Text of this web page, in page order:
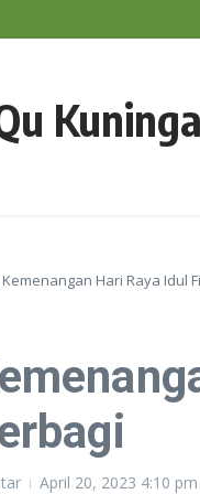
Bahagia, Beternak Tetap
Hari Raya Idul
April 20, 2023 4:10 pm